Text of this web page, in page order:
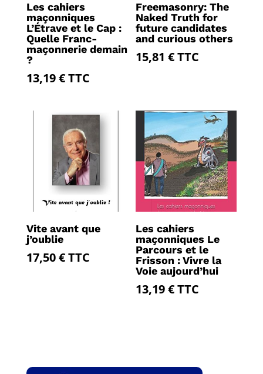
Les cahiers
maçonniques
L’Étrave et le Cap :
Quelle Franc-
maçonnerie demain
?
13,19€TTC
Freemasonry: The
Naked Truth for
future candidates
and curious others
15,81€TTC
Vite avant que
j’oublie
17,50€TTC
Les cahiers
maçonniques Le
Parcours et le
Frisson : Vivre la
Voie aujourd’hui
13,19€TTC